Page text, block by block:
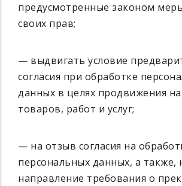
предусмотренные законом
своих прав;
— выдвигать условие
согласия при обработке
данных в целях продвижения
товаров, работ и услуг;
— на отзыв согласия на
персональных данных, а также,
направление требования о